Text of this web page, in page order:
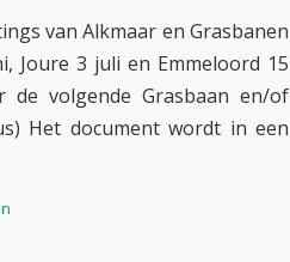
van Alkmaar en Grasbanen
Joure 3 juli en Emmeloord 15
volgende Grasbaan en/of
Het document wordt in een